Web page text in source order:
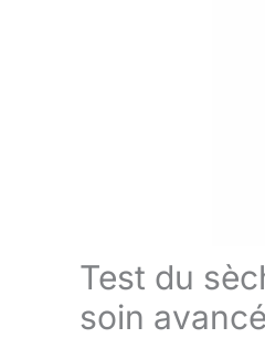
Test du
soin avancé